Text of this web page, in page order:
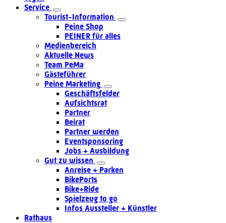
Service
Tourist-Information
Peine Shop
PEINER für alles
Medienbereich
Aktuelle News
Team PeMa
Gästeführer
Peine Marketing
Geschäftsfelder
Aufsichtsrat
Partner
Beirat
Partner werden
Eventsponsoring
Jobs + Ausbildung
Gut zu wissen
Anreise + Parken
BikePorts
Bike+Ride
Spielzeug to go
Infos Aussteller + Künstler
Rathaus